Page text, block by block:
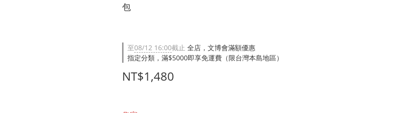
包
至08/12 16:00截止 全店，文博會滿額優惠
指定分類，滿$5000即享免運費（限台灣本島地區）
NT$1,480